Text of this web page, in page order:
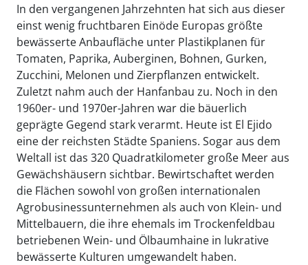
In den vergangenen Jahrzehnten hat sich aus dieser
einst wenig fruchtbaren Einöde Europas größte
bewässerte Anbaufläche unter Plastikplanen für
Tomaten, Paprika, Auberginen, Bohnen, Gurken,
Zucchini, Melonen und Zierpflanzen entwickelt.
Zuletzt nahm auch der Hanfanbau zu. Noch in den
1960er- und 1970er-Jahren war die bäuerlich
geprägte Gegend stark verarmt. Heute ist El Ejido
eine der reichsten Städte Spaniens. Sogar aus dem
Weltall ist das 320 Quadratkilometer große Meer aus
Gewächshäusern sichtbar. Bewirtschaftet werden
die Flächen sowohl von großen internationalen
Agrobusinessunternehmen als auch von Klein- und
Mittelbauern, die ihre ehemals im Trockenfeldbau
betriebenen Wein- und Ölbaumhaine in lukrative
bewässerte Kulturen umgewandelt haben.